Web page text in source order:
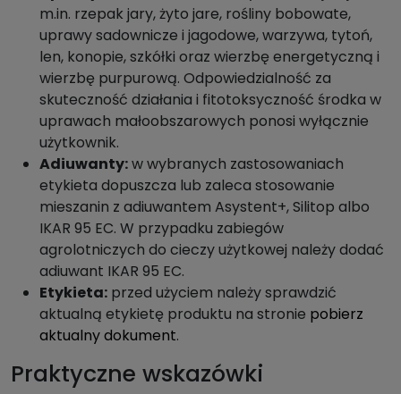
m.in. rzepak jary, żyto jare, rośliny bobowate,
uprawy sadownicze i jagodowe, warzywa, tytoń,
len, konopie, szkółki oraz wierzbę energetyczną i
wierzbę purpurową. Odpowiedzialność za
skuteczność działania i fitotoksyczność środka w
uprawach małoobszarowych ponosi wyłącznie
użytkownik.
Adiuwanty:w wybranych zastosowaniach
etykieta dopuszcza lub zaleca stosowanie
mieszanin z adiuwantem Asystent+, Silitop albo
IKAR 95 EC. W przypadku zabiegów
agrolotniczych do cieczy użytkowej należy dodać
adiuwant IKAR 95 EC.
Etykieta: przed użyciem należy sprawdzić
aktualną etykietę produktu na stronie pobierz
aktualny dokument.
Praktyczne wskazówki